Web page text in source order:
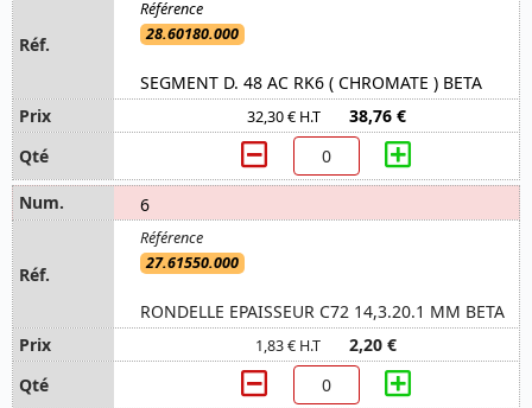
28.60180.000
SEGMENT D. 48 AC RK6 ( CHROMATE ) BETA
32,30 € H.T 38,76 €
6
27.61550.000
RONDELLE EPAISSEUR C72 14,3.20.1 MM BETA
1,83 € H.T 2,20 €